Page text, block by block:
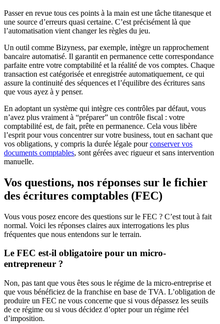
Passer en revue tous ces points à la main est une tâche titanesque et
une source d’erreurs quasi certaine. C’est précisément là que
l’automatisation vient changer les règles du jeu.
Un outil comme Bizyness, par exemple, intègre un rapprochement
bancaire automatisé. Il garantit en permanence cette correspondance
parfaite entre votre comptabilité et la réalité de vos comptes. Chaque
transaction est catégorisée et enregistrée automatiquement, ce qui
assure la continuité des séquences et l’équilibre des écritures sans
que vous ayez à y penser.
En adoptant un système qui intègre ces contrôles par défaut, vous
n’avez plus vraiment à “préparer” un contrôle fiscal : votre
comptabilité est, de fait, prête en permanence. Cela vous libère
l’esprit pour vous concentrer sur votre business, tout en sachant que
vos obligations, y compris la durée légale pourconserver vos
documents comptables, sont gérées avec rigueur et sans intervention
manuelle.
Vos questions, nos réponses sur le fichier
des écritures comptables (FEC)
Vous vous posez encore des questions sur le FEC ? C’est tout à fait
normal. Voici les réponses claires aux interrogations les plus
fréquentes que nous entendons sur le terrain.
Le FEC est-il obligatoire pour un micro-
entrepreneur ?
Non, pas tant que vous êtes sous le régime de la micro-entreprise et
que vous bénéficiez de la franchise en base de TVA. L’obligation de
produire un FEC ne vous concerne que si vous dépassez les seuils
de ce régime ou si vous décidez d’opter pour un régime réel
d’imposition.